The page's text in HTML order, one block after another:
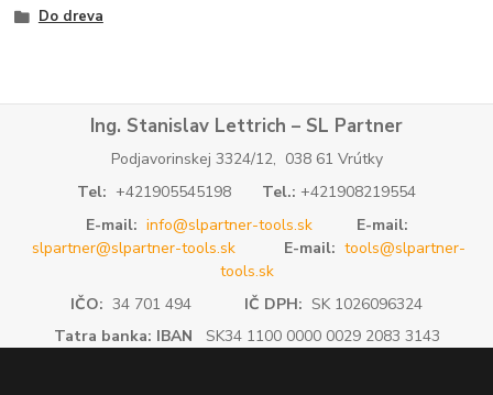
Do dreva
Ing. Stanislav Lettrich – SL Partner
Podjavorinskej 3324/12, 038 61 Vrútky
Tel: +421905545198 Tel.: +421908219554
E-mail: info@slpartner-tools.sk
E-mail:
slpartner@slpartner-tools.sk
E-mail: tools@slpartner-
tools.sk
IČO: 34 701 494 IČ DPH: SK 1026096324
Tatra banka: IBAN SK34 1100 0000 0029 2083 3143